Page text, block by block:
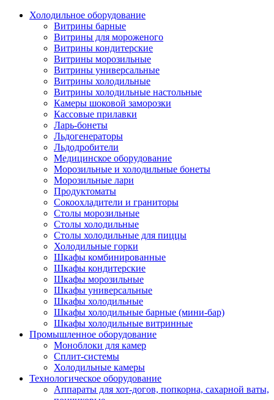
Холодильное оборудование
Витрины барные
Витрины для мороженого
Витрины кондитерские
Витрины морозильные
Витрины универсальные
Витрины холодильные
Витрины холодильные настольные
Камеры шоковой заморозки
Кассовые прилавки
Ларь-бонеты
Льдогенераторы
Льдодробители
Медицинское оборудование
Морозильные и холодильные бонеты
Морозильные лари
Продуктоматы
Сокоохладители и граниторы
Столы морозильные
Столы холодильные
Столы холодильные для пиццы
Холодильные горки
Шкафы комбинированные
Шкафы кондитерские
Шкафы морозильные
Шкафы универсальные
Шкафы холодильные
Шкафы холодильные барные (мини-бар)
Шкафы холодильные витринные
Промышленное оборудование
Моноблоки для камер
Сплит-системы
Холодильные камеры
Технологическое оборудование
Аппараты для хот-догов, попкорна, сахарной ваты,